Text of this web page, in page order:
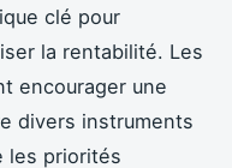
clé pour
la rentabilité. Les
encourager une
divers instruments
les priorités